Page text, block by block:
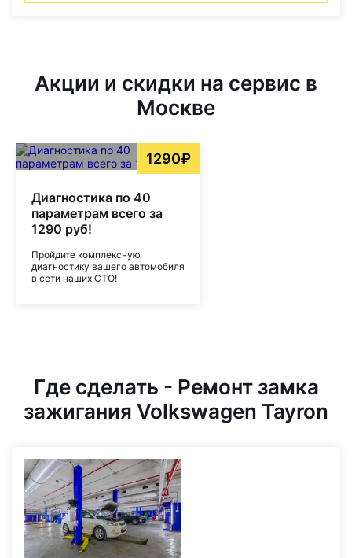
Акции и скидки на сервис в
Москве
1290₽
Диагностика по 40
параметрам всего за
1290 руб!
Пройдите комплексную
диагностику вашего автомобиля
в сети наших СТО!
Где сделать - Ремонт замка
зажигания Volkswagen Tayron